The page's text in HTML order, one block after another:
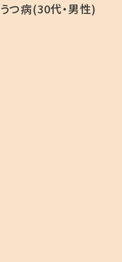
うつ病(30代・男性)